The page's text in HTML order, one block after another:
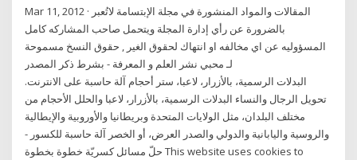
Mar 11, 2012 · المقالات والمواد المنشورة في مجلة الإبتسامة لاتُعبر
بالضرورة عن رأي إدارة المجلة ويتحمل صاحب المشاركه كامل
المسؤوليه عن اي مخالفه او انتهاك لحقوق الغير , حقوق النسخ مسموحة
لـ محبي نشر العلم و المعرفة - بشرط ذكر المصدر
البدلات الرسمية، بالأزرار، لاعبا، ستر أحجام آلة حاسبة على الانترنت.
تحويل الرجال والنساء البدلات الرسمية، بالأزرار، لاعبا والحلل الأحجام من
مختلف البلدان، مثل الولايات المتحدة وبريطانيا والأوروبية والإيطالية
والروسية واليابانية والدولي والصدر العرض، أو الخصر آلة حاسبة للكسور -
حلّ مسائل كسريّة خطوة بخطوة This website uses cookies to